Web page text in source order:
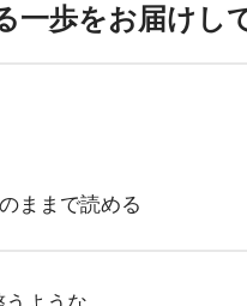
一歩をお届けし
ままで読める